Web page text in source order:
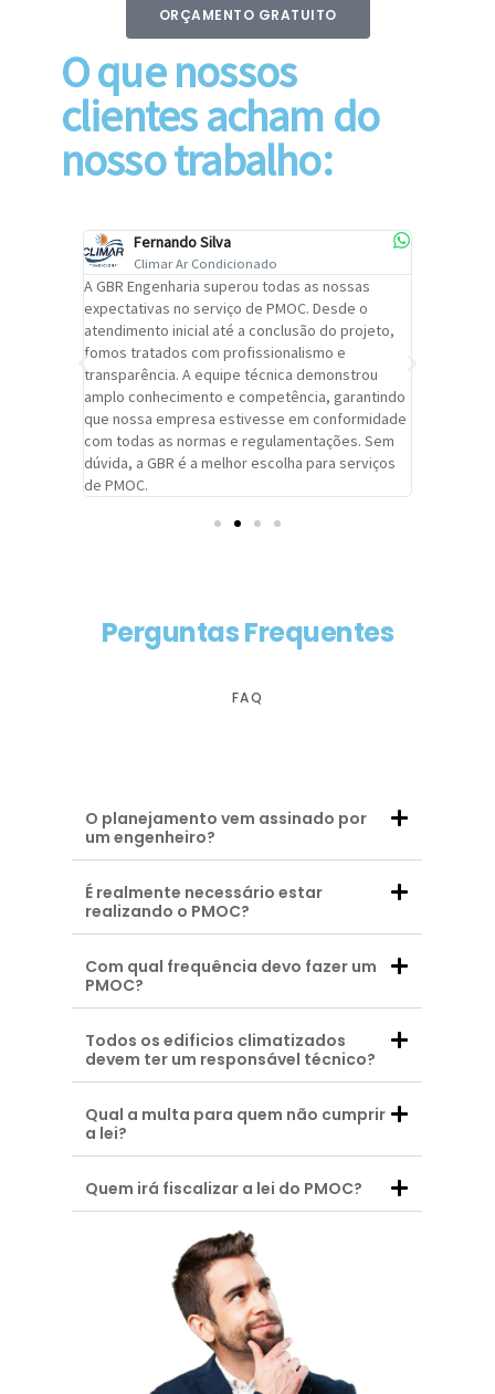
ORÇAMENTO GRATUITO
O que nossos
clientes acham do
nosso trabalho:
Fernando Silva
Climar Ar Condicionado
A GBR Engenharia superou todas as nossas
expectativas no serviço de PMOC. Desde o
atendimento inicial até a conclusão do projeto,
fomos tratados com profissionalismo e
transparência. A equipe técnica demonstrou
amplo conhecimento e competência, garantindo
que nossa empresa estivesse em conformidade
com todas as normas e regulamentações. Sem
dúvida, a GBR é a melhor escolha para serviços
de PMOC.
Perguntas Frequentes
FAQ
O planejamento vem assinado por
um engenheiro?
É realmente necessário estar
realizando o PMOC?
Com qual frequência devo fazer um
PMOC?
Todos os edificios climatizados
devem ter um responsável técnico?
Qual a multa para quem não cumprir
a lei?
Quem irá fiscalizar a lei do PMOC?